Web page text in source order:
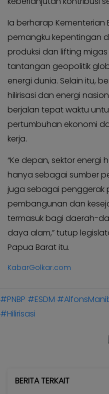
Ia berharap Kementerian
pemangku kepentingan
produksi dan lifting
tantangan geopolitik
energi dunia. Selain itu,
hilirisasi dan energi
berjalan tepat waktu
pertumbuhan ekonomi
kerja.
“Ke depan, sektor energi
hanya sebagai sumber
juga sebagai penggerak
pembangunan dan
termasuk bagi daerah-
daya alam,” tutup
Papua Barat itu.
KabarGolkar.com
#PNBP #ESDM
#Hilirisasi
BERITA TERKAIT